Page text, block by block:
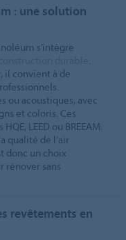
: une solution
s’intègre
.
il convient à de
ou acoustiques, avec
et coloris. Ces
LEED ou BREEAM.
qualité de l’air
donc un choix
rénover sans
revêtements en